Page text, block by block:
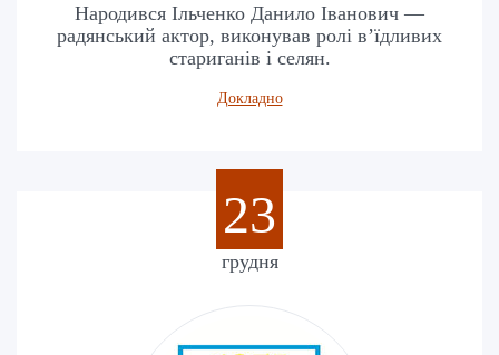
Народився Ільченко Данило Іванович —
радянський актор, виконував ролі в’їдливих
стариганів і селян.
Докладно
23
грудня